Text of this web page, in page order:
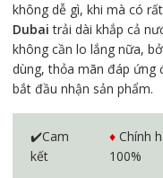
không dễ gì, khi mà có
Dubai trải dài khắp cả
không cần lo lắng nữa,
dùng, thỏa mãn đáp ứng
bắt đầu nhận sản phẩm.
✔️Cam
kết
♦️ Chính
100%